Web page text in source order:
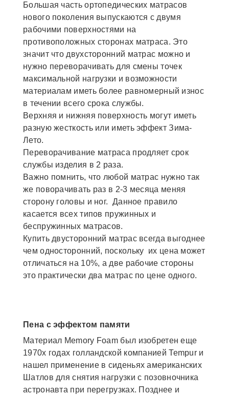
Большая часть ортопедических матрасов
нового поколения выпускаются с двумя
рабочими поверхностями на
противоположных сторонах матраса. Это
значит что двухсторонний матрас можно и
нужно переворачивать для смены точек
максимальной нагрузки и возможности
материалам иметь более равномерный износ
в течении всего срока службы.
Верхняя и нижняя поверхность могут иметь
разную жесткость или иметь эффект Зима-
Лето.
Переворачивание матраса продляет срок
службы изделия в 2 раза.
Важно помнить, что любой матрас нужно так
же поворачивать раз в 2-3 месяца меняя
сторону головы и ног. Данное правило
касается всех типов пружинных и
беспружинных матрасов.
Купить двусторонний матрас всегда выгоднее
чем односторонний, поскольку их цена может
отличаться на 10%, а две рабочие стороны
это практически два матрас по цене одного.
Пена с эффектом памяти
Материал Memory Foam был изобретен еще
1970х годах голландской компанией Tempur и
нашел применение в сиденьях американских
Шатлов для снятия нагрузки с позовночника
астронавта при перегрузках. Позднее и